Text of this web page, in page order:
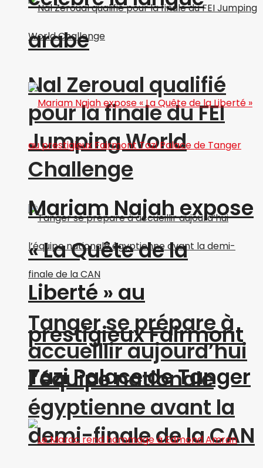
Nal Zeroual qualifié
pour la finale du FEI
Jumping World
Challenge
Tanger se prépare à
accueillir aujourd’hui
l’équipe nationale
égyptienne avant la
demi-finale de la CAN
arabe
Mariam Najah expose
« La Quête de la
Liberté » au
prestigieux Fairmont
Tazi Palace de Tanger